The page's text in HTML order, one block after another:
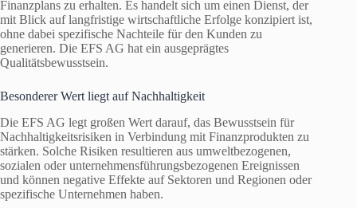
Finanzplans zu erhalten. Es handelt sich um einen Dienst, der
mit Blick auf langfristige wirtschaftliche Erfolge konzipiert ist,
ohne dabei spezifische Nachteile für den Kunden zu
generieren. Die EFS AG hat ein ausgeprägtes
Qualitätsbewusstsein.
Besonderer Wert liegt auf Nachhaltigkeit
Die EFS AG legt großen Wert darauf, das Bewusstsein für
Nachhaltigkeitsrisiken in Verbindung mit Finanzprodukten zu
stärken. Solche Risiken resultieren aus umweltbezogenen,
sozialen oder unternehmensführungsbezogenen Ereignissen
und können negative Effekte auf Sektoren und Regionen oder
spezifische Unternehmen haben.